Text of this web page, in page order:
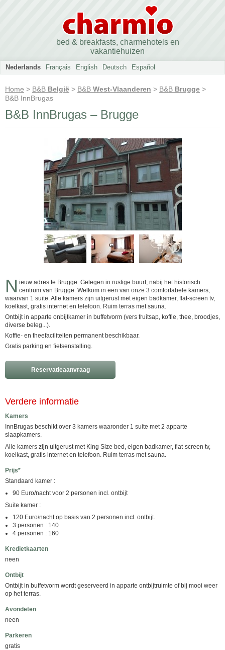
bed & breakfasts, charmehotels en
vakantiehuizen
Nederlands Français English Deutsch Español
Home > B&B België > B&B West-Vlaanderen > B&B Brugge >
B&B InnBrugas
B&B InnBrugas – Brugge
N ieuw adres te Brugge. Gelegen in rustige buurt, nabij het historisch
centrum van Brugge. Welkom in een van onze 3 comfortabele kamers,
waarvan 1 suite. Alle kamers zijn uitgerust met eigen badkamer, flat-screen tv,
koelkast, gratis internet en telefoon. Ruim terras met sauna.
Ontbijt in apparte onbijtkamer in buffetvorm (vers fruitsap, koffie, thee, broodjes,
diverse beleg...).
Koffie- en theefaciliteiten permanent beschikbaar.
Gratis parking en fietsenstalling.
Reservatieaanvraag
Verdere informatie
Kamers
InnBrugas beschikt over 3 kamers waaronder 1 suite met 2 apparte
slaapkamers.
Alle kamers zijn uitgerust met King Size bed, eigen badkamer, flat-screen tv,
koelkast, gratis internet en telefoon. Ruim terras met sauna.
Prijs*
Standaard kamer :
90 Euro/nacht voor 2 personen incl. ontbijt
Suite kamer :
120 Euro/nacht op basis van 2 personen incl. ontbijt.
3 personen : 140
4 personen : 160
Kredietkaarten
neen
Ontbijt
Ontbijt in buffetvorm wordt geserveerd in apparte ontbijtruimte of bij mooi weer
op het terras.
Avondeten
neen
Parkeren
gratis